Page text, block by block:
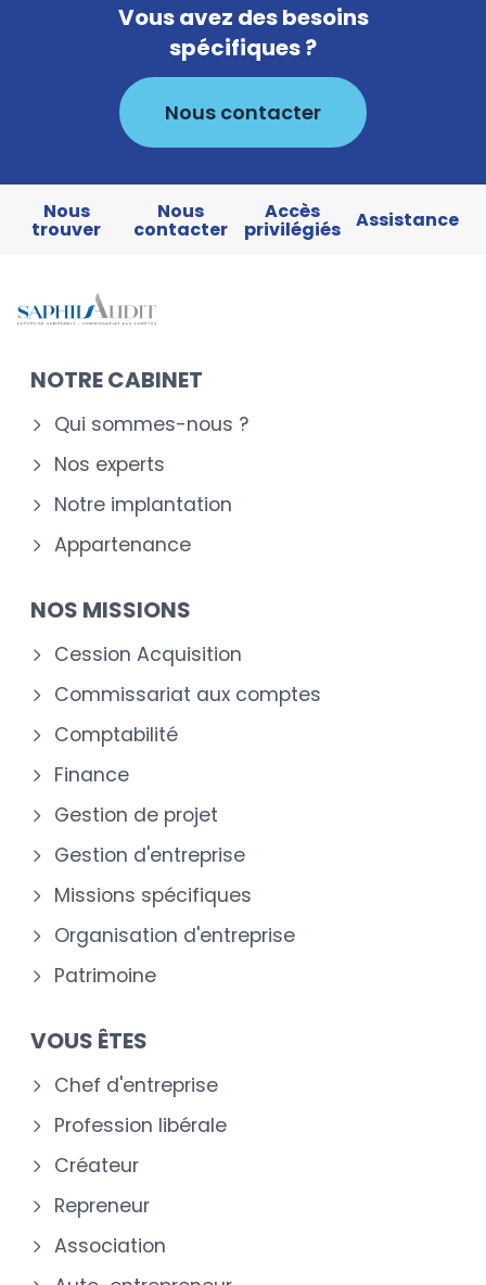
Vous avez des besoins
spécifiques ?
Nous contacter
Nous
trouver
Nous
contacter
Accès
privilégiés Assistance
NOTRE CABINET
Qui sommes-nous ?
Nos experts
Notre implantation
Appartenance
NOS MISSIONS
Cession Acquisition
Commissariat aux comptes
Comptabilité
Finance
Gestion de projet
Gestion d'entreprise
Missions spécifiques
Organisation d'entreprise
Patrimoine
VOUS ÊTES
Chef d'entreprise
Profession libérale
Créateur
Repreneur
Association